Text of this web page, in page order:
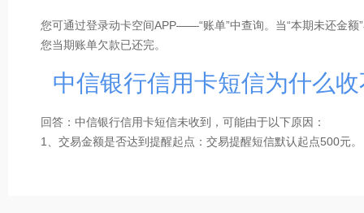
5、溢缴款转出注意事项
①资金安全优先：切勿将信用卡作为储蓄工具，大额资金建议存
③外币溢缴款无法通过自助方式办理溢缴款转出；
最多可办理3笔。
您可通过登录动卡空间APP——“账单”中查询。当“本期未还金额
您当期账单欠款已还完。
中信银行信用卡短信为什么
回答：中信银行信用卡短信未收到，可能由于以下原因：
1、交易金额是否达到提醒起点：交易提醒短信默认起点500元。